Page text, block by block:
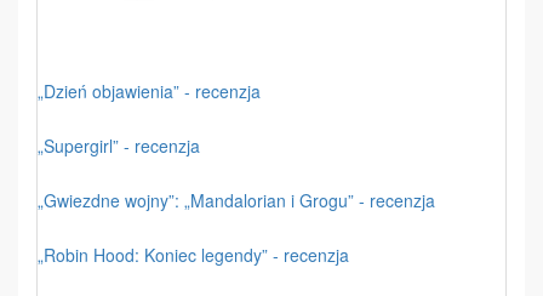
„Dzień objawienia” - recenzja
„Supergirl” - recenzja
„Gwiezdne wojny”: „Mandalorian i Grogu” - recenzja
„Robin Hood: Koniec legendy” - recenzja